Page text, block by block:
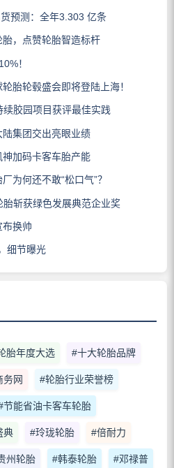
预测：全年3.303 亿条
，点赞轮胎智造标杆
！
胎轮毂盛会即将登陆上海！
胶园项目获评最佳实践
集团交出亮眼业绩
加码卡客车胎产能
为何还不敢“松口气”？
斩获绿色发展典范企业奖
换帅
细节曝光
胎年度大选 #十大轮胎品牌
务网 #轮胎行业荣誉榜
节能省油卡客车轮胎
典 #玲珑轮胎 #倍耐力
州轮胎 #韩泰轮胎 #邓禄普